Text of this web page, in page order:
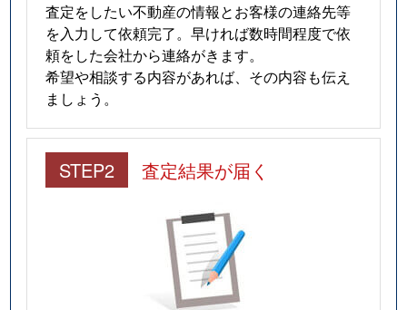
査定をしたい不動産の情報とお客様の連絡先等
を入力して依頼完了。早ければ数時間程度で依
頼をした会社から連絡がきます。
希望や相談する内容があれば、その内容も伝え
ましょう。
STEP2 査定結果が届く